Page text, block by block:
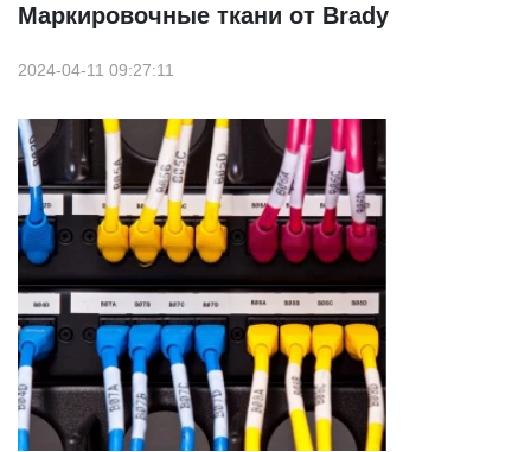
Маркировочные ткани от Brady
2024-04-11 09:27:11